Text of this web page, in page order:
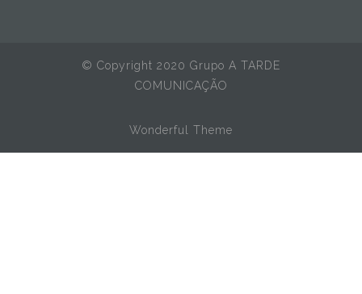
© Copyright 2020 Grupo A TARDE
COMUNICAÇÃO
Wonderful Theme